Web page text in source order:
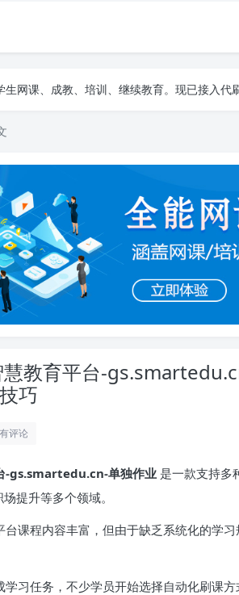
真实文献内容生成论文
生网课、成教、培训、继续教育。现已接入代
生网课、成教、培训、继续教育。现已接入代
教育平台-
巧
评论
-gs.smartedu.cn-单独作业 是一款支持多
提升等多个领域。
台课程内容丰富，但由于缺乏系统化的学
学习任务，不少学员开始选择自动化刷课